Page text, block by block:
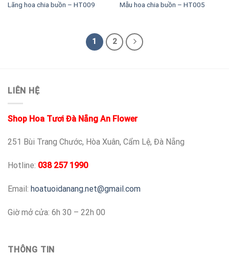
Lãng hoa chia buồn – HT009 Mẫu hoa chia buồn – HT005
1 2
LIÊN HỆ
Shop Hoa Tươi Đà Nẵng An Flower
251 Bùi Trang Chước, Hòa Xuân, Cẩm Lệ, Đà Nẵng
Hotline: 038 257 1990
Email: hoatuoidanang.net@gmail.com
Giờ mở cửa: 6h 30 – 22h 00
THÔNG TIN